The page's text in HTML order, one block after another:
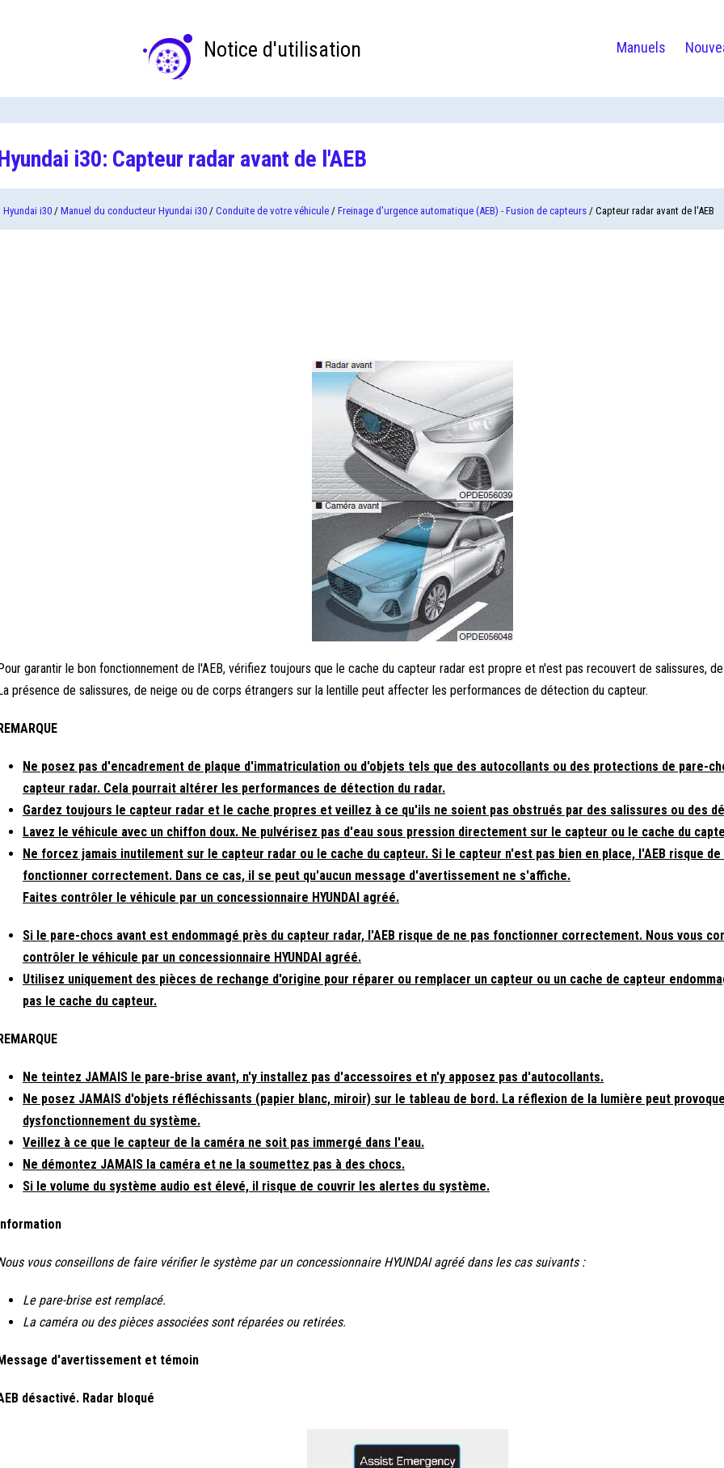
Notice d'utilisation Manuels
i30: Capteur radar avant de l'AEB
Hyundai i30 / Manuel du conducteur Hyundai i30 / Conduite de votre véhicule / Freinage d'urgence automatique (AEB) - Fusion de capteurs / Capteur radar avant de l'AEB
garantir le bon fonctionnement de l'AEB, vérifiez toujours que le cache du capteur radar est propre et n'est pas recouvert de salissures,
présence de salissures, de neige ou de corps étrangers sur la lentille peut affecter les performances de détection du capteur.
Ne posez pas d'encadrement de plaque d'immatriculation ou d'objets tels que des autocollants ou des protections de pare-
capteur radar. Cela pourrait altérer les performances de détection du radar.
Gardez toujours le capteur radar et le cache propres et veillez à ce qu'ils ne soient pas obstrués par des salissures ou des
Lavez le véhicule avec un chiffon doux. Ne pulvérisez pas d'eau sous pression directement sur le capteur ou le cache du
Ne forcez jamais inutilement sur le capteur radar ou le cache du capteur. Si le capteur n'est pas bien en place, l'AEB risque de
fonctionner correctement. Dans ce cas, il se peut qu'aucun message d'avertissement ne s'affiche.
Faites contrôler le véhicule par un concessionnaire HYUNDAI agréé.
Si le pare-chocs avant est endommagé près du capteur radar, l'AEB risque de ne pas fonctionner correctement. Nous vous
contrôler le véhicule par un concessionnaire HYUNDAI agréé.
Utilisez uniquement des pièces de rechange d'origine pour réparer ou remplacer un capteur ou un cache de capteur
pas le cache du capteur.
Ne teintez JAMAIS le pare-brise avant, n'y installez pas d'accessoires et n'y apposez pas d'autocollants.
Ne posez JAMAIS d'objets réfléchissants (papier blanc, miroir) sur le tableau de bord. La réflexion de la lumière peut
dysfonctionnement du système.
Veillez à ce que le capteur de la caméra ne soit pas immergé dans l'eau.
Ne démontez JAMAIS la caméra et ne la soumettez pas à des chocs.
Si le volume du système audio est élevé, il risque de couvrir les alertes du système.
vous conseillons de faire vérifier le système par un concessionnaire HYUNDAI agréé dans les cas suivants :
Le pare-brise est remplacé.
La caméra ou des pièces associées sont réparées ou retirées.
d'avertissement et témoin
désactivé. Radar bloqué